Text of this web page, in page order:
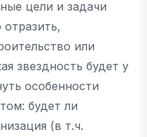
цели и задачи
или
звездность будет у
особенности
будет ли
(в т.ч.